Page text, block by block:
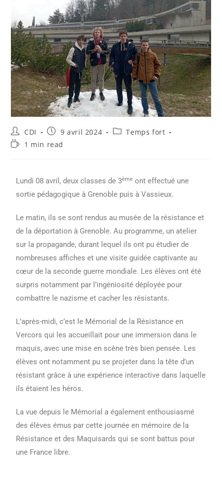
CDI 9 avril 2024
Temps fort
1 min read
Lundi 08 avril, deux classes de 3ème ont effectué une
sortie pédagogique à Grenoble puis à Vassieux.
Le matin, ils se sont rendus au musée de la résistance et
de la déportation à Grenoble. Au programme, un atelier
sur la propagande, durant lequel ils ont pu étudier de
nombreuses affiches et une visite guidée captivante au
cœur de la seconde guerre mondiale. Les élèves ont été
surpris notamment par l’ingéniosité déployée pour
combattre le nazisme et cacher les résistants.
L’après-midi, c’est le Mémorial de la Résistance en
Vercors qui les accueillait pour une immersion dans le
maquis, avec une mise en scène très bien pensée. Les
élèves ont notamment pu se projeter dans la tête d’un
résistant grâce à une expérience interactive dans laquelle
ils étaient les héros.
La vue depuis le Mémorial a également enthousiasmé
des élèves émus par cette journée en mémoire de la
Résistance et des Maquisards qui se sont battus pour
une France libre.